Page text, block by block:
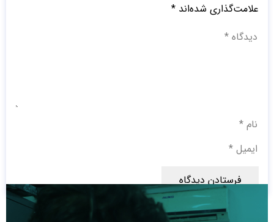
علامت‌گذاری شده‌اند *
فرستادن دیدگاه